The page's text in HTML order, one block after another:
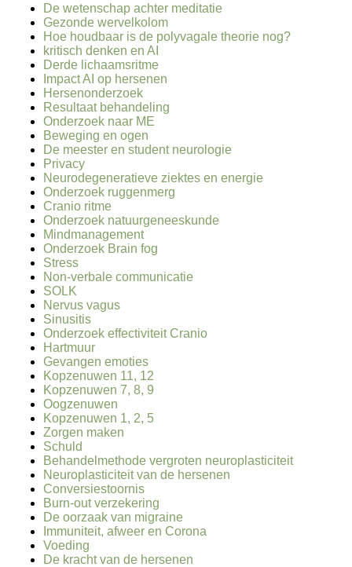
De wetenschap achter meditatie
Gezonde wervelkolom
Hoe houdbaar is de polyvagale theorie nog?
kritisch denken en AI
Derde lichaamsritme
Impact AI op hersenen
Hersenonderzoek
Resultaat behandeling
Onderzoek naar ME
Beweging en ogen
De meester en student neurologie
Privacy
Neurodegeneratieve ziektes en energie
Onderzoek ruggenmerg
Cranio ritme
Onderzoek natuurgeneeskunde
Mindmanagement
Onderzoek Brain fog
Stress
Non-verbale communicatie
SOLK
Nervus vagus
Sinusitis
Onderzoek effectiviteit Cranio
Hartmuur
Gevangen emoties
Kopzenuwen 11, 12
Kopzenuwen 7, 8, 9
Oogzenuwen
Kopzenuwen 1, 2, 5
Zorgen maken
Schuld
Behandelmethode vergroten neuroplasticiteit
Neuroplasticiteit van de hersenen
Conversiestoornis
Burn-out verzekering
De oorzaak van migraine
Immuniteit, afweer en Corona
Voeding
De kracht van de hersenen